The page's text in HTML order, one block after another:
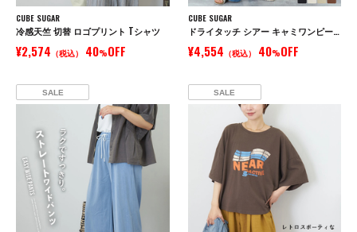
CUBE SUGAR
冷感天竺 切替 ロゴプリント Tシャツ
¥2,574 （税込） 40%OFF
CUBE SUGAR
ドライタッチ シアー キャミワンピース
¥4,554 （税込） 40%OFF
SALE SALE